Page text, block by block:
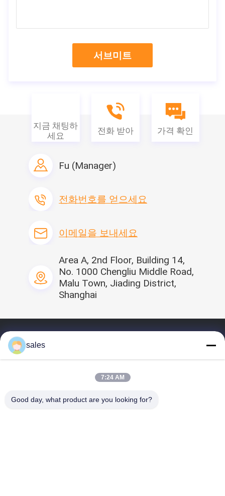
로 포장됩니다 상자/판지
배달 시간
2-7 일 (를 포함하여 휴일)
일 당 500,000
이 제품에 관심이 있습니까?
서브미트
지금 채팅하
세요
전화 받아 가격 확인
Fu (Manager)
전화번호를 얻으세요
이메일을 보내세요
Area A, 2nd Floor, Building 14,
No. 1000 Chengliu Middle Road,
Malu Town, Jiading District,
Shanghai
프로필
우리의 제품
화면
sales
7:24 AM
Good day, what product are you looking for?